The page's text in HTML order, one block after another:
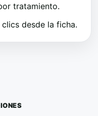
tratamiento.
desde la ficha.